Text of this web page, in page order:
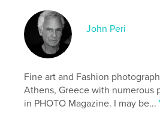
John Peri
Fine art and Fashion
Athens, Greece with numerous
in PHOTO Magazine. I may be...